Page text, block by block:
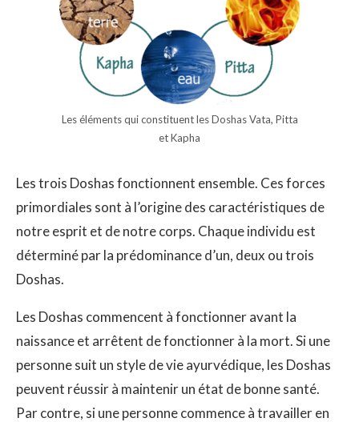
Les éléments qui constituent les Doshas Vata, Pitta
et Kapha
Les trois Doshas fonctionnent ensemble. Ces forces
primordiales sont à l’origine des caractéristiques de
notre esprit et de notre corps. Chaque individu est
déterminé par la prédominance d’un, deux ou trois
Doshas.
Les Doshas commencent à fonctionner avant la
naissance et arrêtent de fonctionner à la mort. Si une
personne suit un style de vie ayurvédique, les Doshas
peuvent réussir à maintenir un état de bonne santé.
Par contre, si une personne commence à travailler en